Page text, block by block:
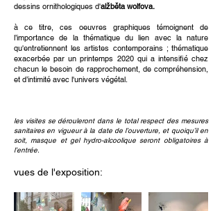
dessins ornithologiques d'alžběta wolfova.
à ce titre, ces oeuvres graphiques témoignent de
l’importance de la thématique du lien avec la nature
qu'entretiennent les artistes contemporains ; thématique
exacerbée par un printemps 2020 qui a intensifié chez
chacun le besoin de rapprochement, de compréhension,
et d’intimité avec l'univers végétal.
les visites se dérouleront dans le total respect des mesures
sanitaires en vigueur à la date de l’ouverture, et quoiqu’il en
soit, masque et gel hydro-alcoolique seront obligatoires à
l’entrée.
vues de l'exposition: